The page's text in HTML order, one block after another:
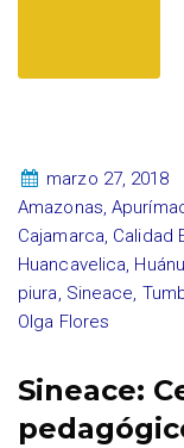
marzo 27, 2018
Amazonas,
Cajamarca, Calidad
Huancavelica,
piura, Sineace,
Olga Flores
Sineace: